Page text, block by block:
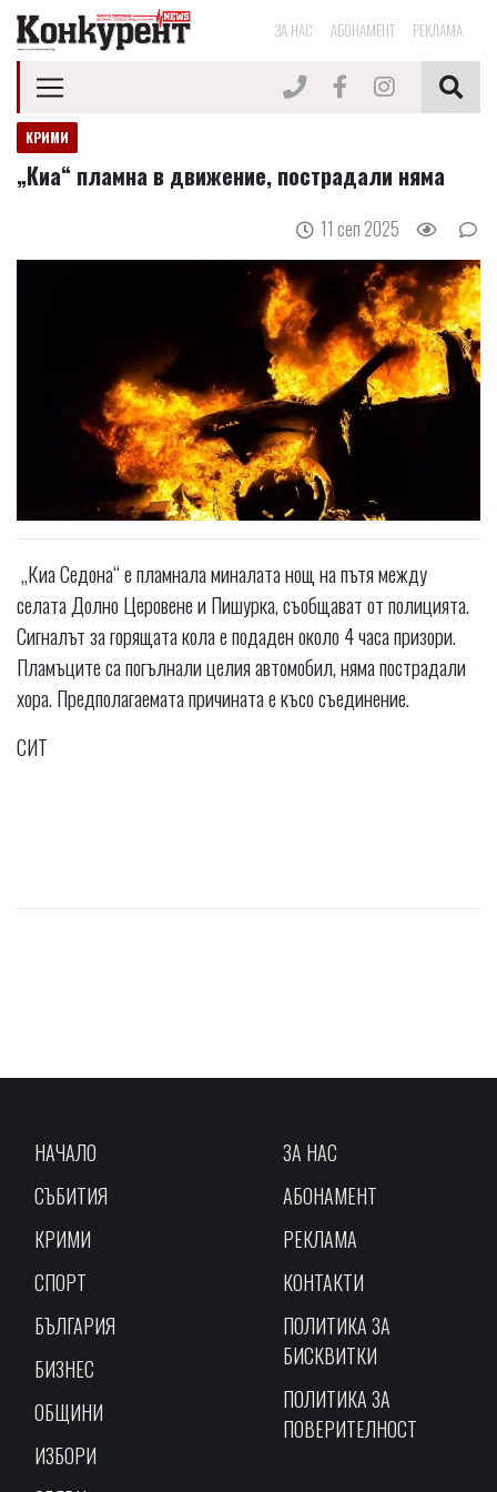
ЗА НАС АБОНАМЕНТ РЕКЛАМА
КРИМИ
„Киа“ пламна в движение, пострадали няма
11 сеп 2025
„Киа Седона“ е пламнала миналата нощ на пътя между
селата Долно Церовене и Пишурка, съобщават от полицията.
Сигналът за горящата кола е подаден около 4 часа призори.
Пламъците са погълнали целия автомобил, няма пострадали
хора. Предполагаемата причината е късо съединение.
СИТ
НАЧАЛО
СЪБИТИЯ
КРИМИ
СПОРТ
БЪЛГАРИЯ
БИЗНЕС
ОБЩИНИ
ИЗБОРИ
ЗА НАС
АБОНАМЕНТ
РЕКЛАМА
КОНТАКТИ
ПОЛИТИКА ЗА
БИСКВИТКИ
ПОЛИТИКА ЗА
ПОВЕРИТЕЛНОСТ